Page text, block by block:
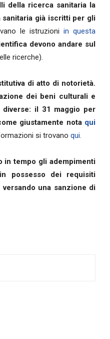
della ricerca sanitaria la
sanitaria già iscritti per gli
le istruzioniin questa
devono andare sul
ricerche).
di atto di notorietà.
dei beni culturali e
il 31 maggio per
giustamente nota qui
si trovano qui.
in tempo gli adempimenti
possesso dei requisiti
una sanzione di